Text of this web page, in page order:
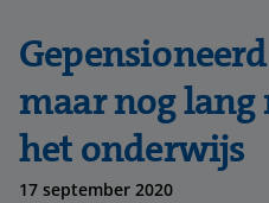
maar nog
het onderwijs
17 september 2020